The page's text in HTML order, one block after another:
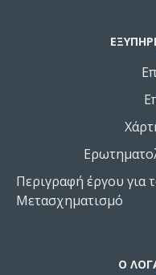
Περιγραφή έργου για
Μετασχηματισμό
Ο